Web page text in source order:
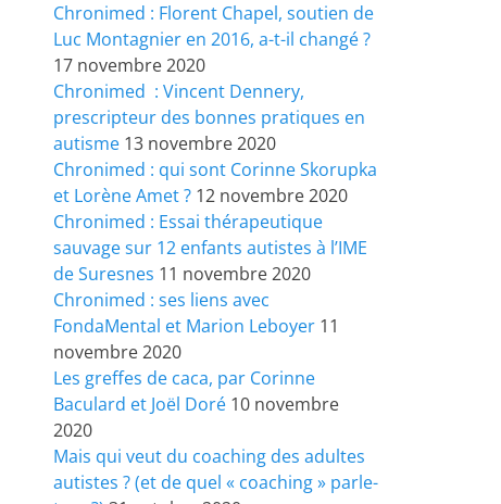
Chronimed : Florent Chapel, soutien de
Luc Montagnier en 2016, a-t-il changé ?
17 novembre 2020
Chronimed : Vincent Dennery,
prescripteur des bonnes pratiques en
autisme 13 novembre 2020
Chronimed : qui sont Corinne Skorupka
et Lorène Amet ? 12 novembre 2020
Chronimed : Essai thérapeutique
sauvage sur 12 enfants autistes à l’IME
de Suresnes 11 novembre 2020
Chronimed : ses liens avec
FondaMental et Marion Leboyer 11
novembre 2020
Les greffes de caca, par Corinne
Baculard et Joël Doré 10 novembre
2020
Mais qui veut du coaching des adultes
autistes ? (et de quel « coaching » parle-